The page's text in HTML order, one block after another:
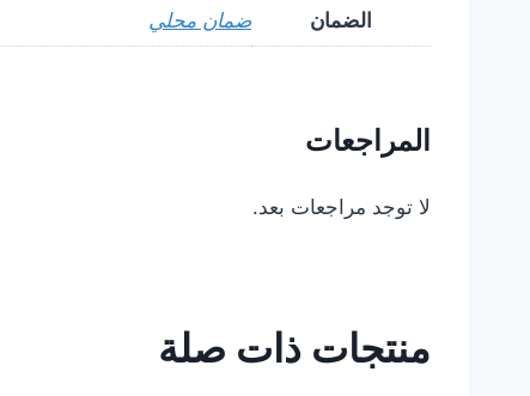
الضمان ضمان محلي
المراجعات
لا توجد مراجعات بعد.
منتجات ذات صلة